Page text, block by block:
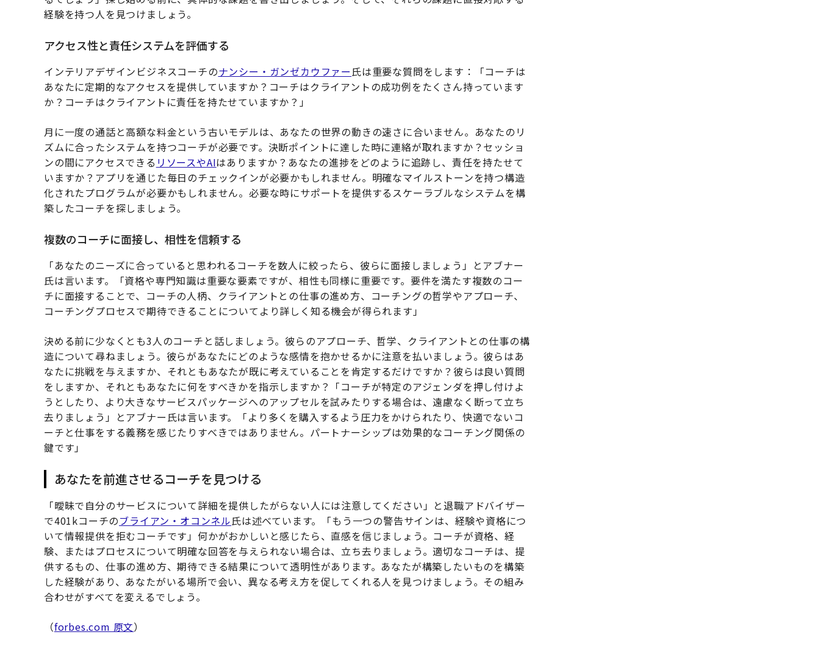
経験を持つ人を見つけましょう。
アクセス性と責任システムを評価する
インテリアデザインビジネスコーチのナンシー・ガンゼカウファー氏は重要な質問をします：「コーチは
あなたに定期的なアクセスを提供していますか？コーチはクライアントの成功例をたくさん持っています
か？コーチはクライアントに責任を持たせていますか？」
月に一度の通話と高額な料金という古いモデルは、あなたの世界の動きの速さに合いません。あなたのリ
ズムに合ったシステムを持つコーチが必要です。決断ポイントに達した時に連絡が取れますか？セッショ
ンの間にアクセスできる リソースやAIはありますか？あなたの進捗をどのように追跡し、責任を持たせて
いますか？アプリを通じた毎日のチェックインが必要かもしれません。明確なマイルストーンを持つ構造
化されたプログラムが必要かもしれません。必要な時にサポートを提供するスケーラブルなシステムを構
築したコーチを探しましょう。
複数のコーチに面接し、相性を信頼する
「あなたのニーズに合っていると思われるコーチを数人に絞ったら、彼らに面接しましょう」とアブナー
氏は言います。「資格や専門知識は重要な要素ですが、相性も同様に重要です。要件を満たす複数のコー
チに面接することで、コーチの人柄、クライアントとの仕事の進め方、コーチングの哲学やアプローチ、
コーチングプロセスで期待できることについてより詳しく知る機会が得られます」
決める前に少なくとも3人のコーチと話しましょう。彼らのアプローチ、哲学、クライアントとの仕事の構
造について尋ねましょう。彼らがあなたにどのような感情を抱かせるかに注意を払いましょう。彼らはあ
なたに挑戦を与えますか、それともあなたが既に考えていることを肯定するだけですか？彼らは良い質問
をしますか、それともあなたに何をすべきかを指示しますか？「コーチが特定のアジェンダを押し付けよ
うとしたり、より大きなサービスパッケージへのアップセルを試みたりする場合は、遠慮なく断って立ち
去りましょう」とアブナー氏は言います。「より多くを購入するよう圧力をかけられたり、快適でないコ
ーチと仕事をする義務を感じたりすべきではありません。パートナーシップは効果的なコーチング関係の
鍵です」
あなたを前進させるコーチを見つける
「曖昧で自分のサービスについて詳細を提供したがらない人には注意してください」と退職アドバイザー
で401kコーチのブライアン・オコンネル氏は述べています。「もう一つの警告サインは、経験や資格につ
いて情報提供を拒むコーチです」何かがおかしいと感じたら、直感を信じましょう。コーチが資格、経
験、またはプロセスについて明確な回答を与えられない場合は、立ち去りましょう。適切なコーチは、提
供するもの、仕事の進め方、期待できる結果について透明性があります。あなたが構築したいものを構築
した経験があり、あなたがいる場所で会い、異なる考え方を促してくれる人を見つけましょう。その組み
合わせがすべてを変えるでしょう。
（forbes.com 原文）